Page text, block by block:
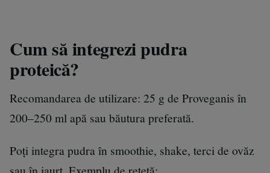
Cum să integrezi pudra
proteică?
Recomandarea de utilizare: 25 g de Proveganis în
200–250 ml apă sau băutura preferată.
Poți integra pudra în smoothie, shake, terci de ovăz